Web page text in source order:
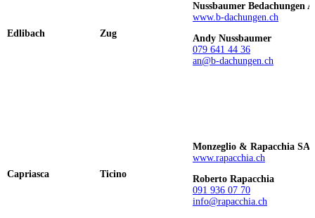
Edlibach Zug
Nussbaumer Bedachungen
www.b-dachungen.ch
Andy Nussbaumer
079 641 44 36
an@b-dachungen.ch
Capriasca Ticino
Monzeglio & Rapacchia SA
www.rapacchia.ch
Roberto Rapacchia
091 936 07 70
info@rapacchia.ch